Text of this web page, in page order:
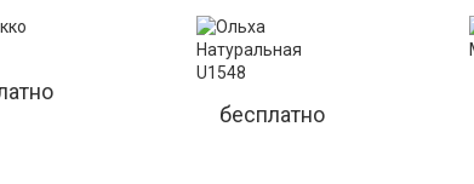
бесплатно